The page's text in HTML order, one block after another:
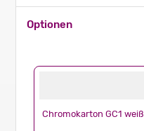
Chromokarton GC1 weiß
Optionen